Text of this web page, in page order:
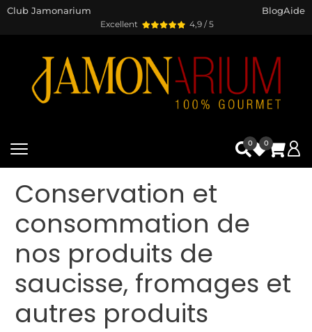
Excellent 4,9 / 5
Club Jamonarium BlogAide
0 0
Conservation et
consommation de
nos produits de
saucisse, fromages et
autres produits